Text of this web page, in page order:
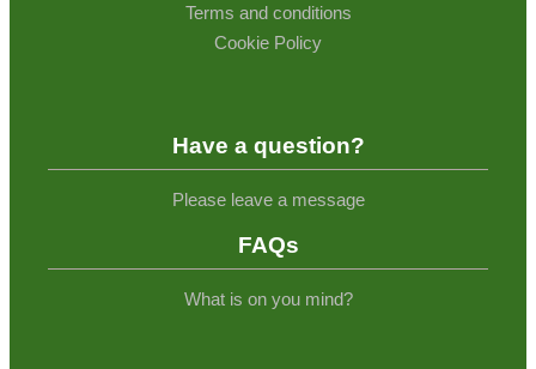
Terms and conditions
Cookie Policy
Have a question?
Please leave a message
FAQs
What is on you mind?